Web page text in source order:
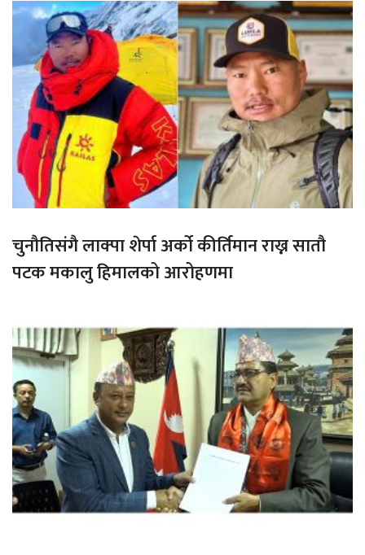
चुनौतिसंगै लाक्पा शेर्पा अर्को कीर्तिमान राख्न सातौ
पटक मकालु हिमालको आरोहणमा